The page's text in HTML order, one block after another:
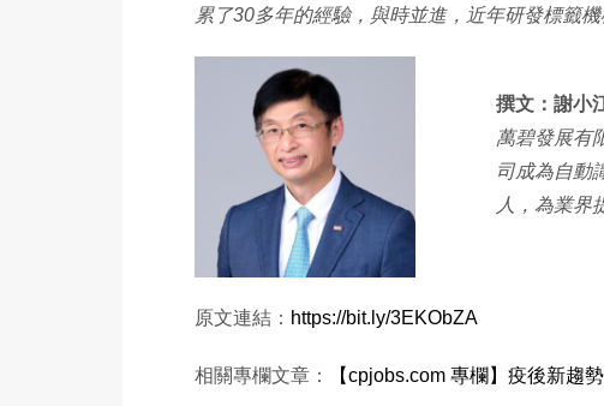
累了30多年的經驗，與時並進，近年研發標籤
撰文：謝小
萬碧發展有
司成為自動
人，為業界
原文連結： https://bit.ly/3EKObZA
相關專欄文章： 【cpjobs.com 專欄】疫後新趨